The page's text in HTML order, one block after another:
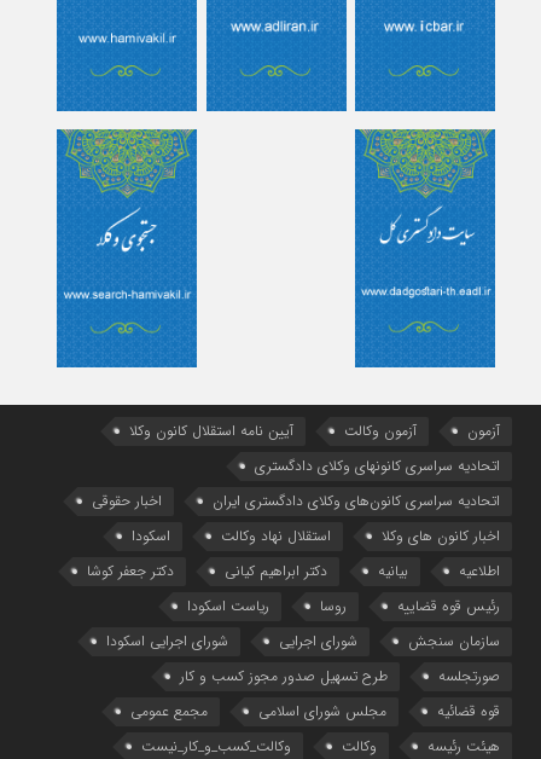
آزمون آزمون وکالت
آیین ‌نامه استقلال کانون وکلا
اتحادیه سراسری کانونهای وکلای دادگستری
اتحادیه سراسری کانون‌های وکلای دادگستری ایران
اخبار حقوقی
اخبار کانون های وکلا
استقلال نهاد وکالت
اسکودا
اطلاعیه
بیانیه دکتر ابراهیم کیانی
دکتر جعفر کوشا
رئیس قوه قضاییه
روسا
ریاست اسکودا
سازمان سنجش
شورای اجرایی
شورای اجرایی اسکودا
صورتجلسه
طرح تسهیل صدور مجوز کسب و کار
قوه قضائیه
مجلس شورای اسلامی
مجمع عمومی
هیئت رئیسه
وکالت
وکالت_کسب_و_کار_نیست